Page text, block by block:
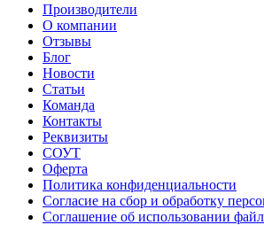
Производители
О компании
Отзывы
Блог
Новости
Статьи
Команда
Контакты
Реквизиты
СОУТ
Оферта
Политика конфиденциальности
Согласие на сбор и обработку
Соглашение об использовании